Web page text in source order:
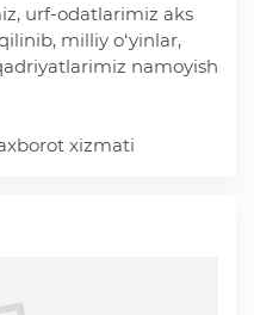
bo'yicha idoraviy
urf-odatlarimiz aks
milliy o‘yinlar,
namoyish
xizmati